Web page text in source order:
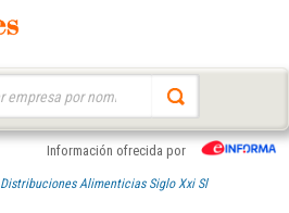
Información ofrecida por
Distribuciones Alimenticias Siglo Xxi Sl